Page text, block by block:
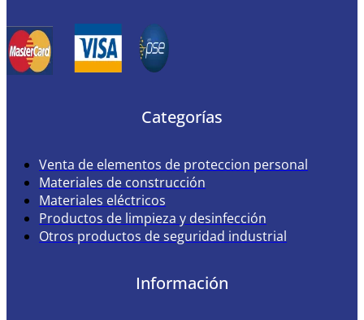
Categorías
Venta de elementos de proteccion personal
Materiales de construcción
Materiales eléctricos
Productos de limpieza y desinfección
Otros productos de seguridad industrial
Información